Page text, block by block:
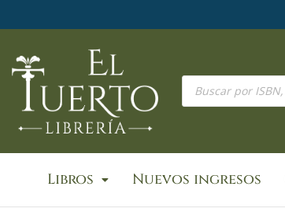
al
Búsqueda
productos
Libros Nuevos ingresos